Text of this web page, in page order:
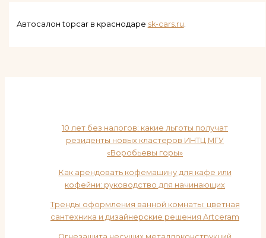
Автосалон topcar в краснодаре sk-cars.ru.
10 лет без налогов: какие льготы получат
резиденты новых кластеров ИНТЦ МГУ
«Воробьевы горы»
Как арендовать кофемашину для кафе или
кофейни: руководство для начинающих
Тренды оформления ванной комнаты: цветная
сантехника и дизайнерские решения Artceram